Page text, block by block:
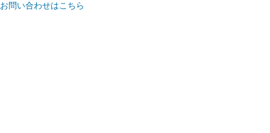
お問い合わせはこちら